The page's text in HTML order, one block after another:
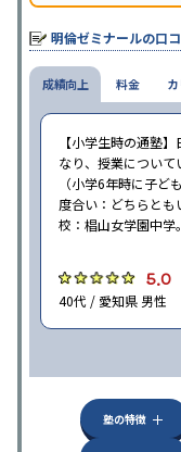
明倫ゼミナールの口
成績向上
【小学生時の通塾
なり、授業につい
（小学6年時に子ど
度合い：どちらと
校：椙山女学園中学
5.0
40代 / 愛知県 男性
料金
塾の特徴